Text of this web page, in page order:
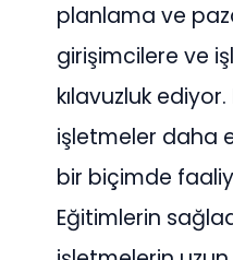
planlama ve
girişimcilere ve
kılavuzluk
işletmeler daha
bir biçimde
Eğitimlerin